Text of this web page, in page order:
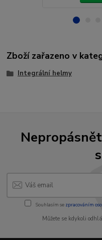
Zboží zařazeno v
Integrální helmy
Souhlasím se zpracováním
Můžete se kdykoli